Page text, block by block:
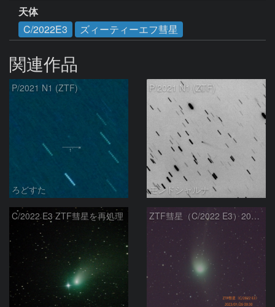
天体
C/2022E3
ズィーティーエフ彗星
関連作品
P/2021 N1 (ZTF)
ろどすた
P/2021 N1 (ZTF)
モンドシャルナ
C/2022 E3 ZTF彗星を再処理 ZTF彗星（C/2022 E3）2023/01/26